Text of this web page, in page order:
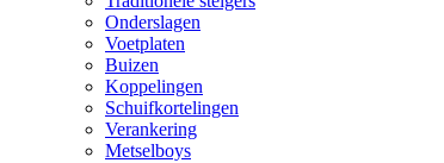
Onderslagen
Voetplaten
Buizen
Koppelingen
Schuifkortelingen
Verankering
Metselboys